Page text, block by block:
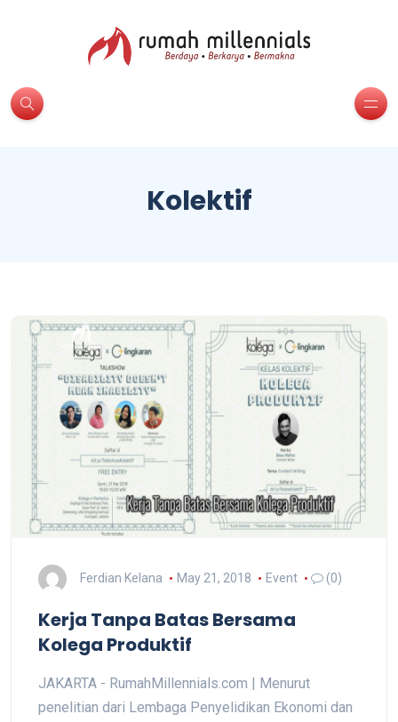
Kolektif
Ferdian Kelana May 21, 2018 Event (0)
Kerja Tanpa Batas Bersama
Kolega Produktif
JAKARTA - RumahMillennials.com | Menurut
penelitian dari Lembaga Penyelidikan Ekonomi dan